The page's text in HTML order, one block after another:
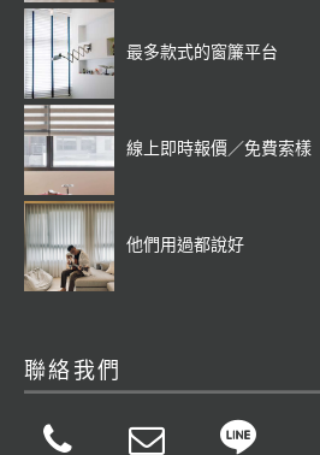
最多款式的窗簾平台
線上即時報價／免費索樣
他們用過都說好
聯絡我們